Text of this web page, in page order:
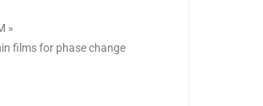
»
films for phase change